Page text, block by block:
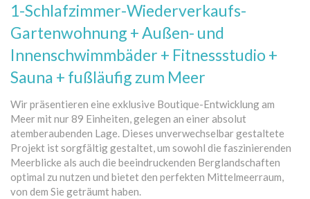
1-Schlafzimmer-Wiederverkaufs-
Gartenwohnung + Außen- und
Innenschwimmbäder + Fitnessstudio +
Sauna + fußläufig zum Meer
Wir präsentieren eine exklusive Boutique-Entwicklung am
Meer mit nur 89 Einheiten, gelegen an einer absolut
atemberaubenden Lage. Dieses unverwechselbar gestaltete
Projekt ist sorgfältig gestaltet, um sowohl die faszinierenden
Meerblicke als auch die beeindruckenden Berglandschaften
optimal zu nutzen und bietet den perfekten Mittelmeerraum,
von dem Sie geträumt haben.